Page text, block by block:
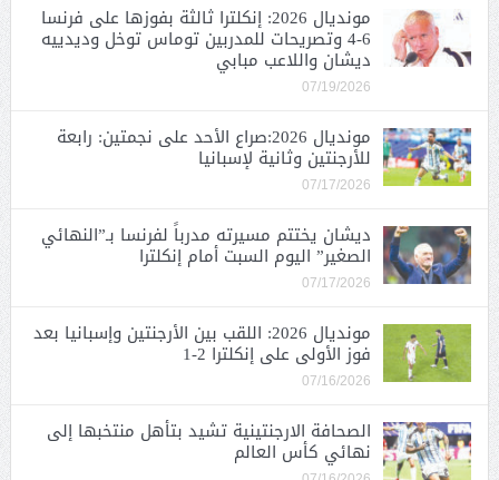
مونديال 2026: إنكلترا ثالثة بفوزها على فرنسا
6-4 وتصريحات للمدربين توماس توخل وديدييه
ديشان واللاعب مبابي
07/19/2026
مونديال 2026:صراع الأحد على نجمتين: رابعة
للأرجنتين وثانية لإسبانيا
07/17/2026
ديشان يختتم مسيرته مدرباً لفرنسا بـ”النهائي
الصغير” اليوم السبت أمام إنكلترا
07/17/2026
مونديال 2026: اللقب بين الأرجنتين وإسبانيا بعد
فوز الأولى على إنكلترا 2-1
07/16/2026
الصحافة الارجنتينية تشيد بتأهل منتخبها إلى
نهائي كأس العالم